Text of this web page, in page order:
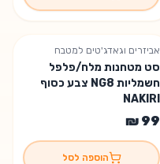
נשארו 2 יחידות
אביזרים וגאדג'טים למטבח
סט מטחנות מלח/פלפל
חשמליות NG8 צבע כסוף
NAKIRI
הוספה לסל